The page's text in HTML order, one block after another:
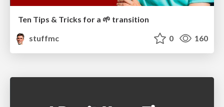
Ten Tips & Tricks for a 🌱 transition
stuffmc
0 160